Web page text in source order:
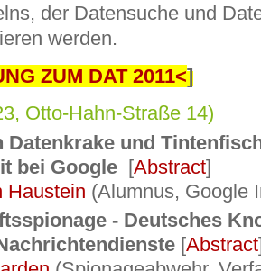
der Datensuche und
werden.
ZUM DAT 2011<]
Otto-Hahn-Straße 14)
Datenkrake und
bei Google [Abstract]
Haustein (Alumnus, Google
- Deutsches
[Abstract